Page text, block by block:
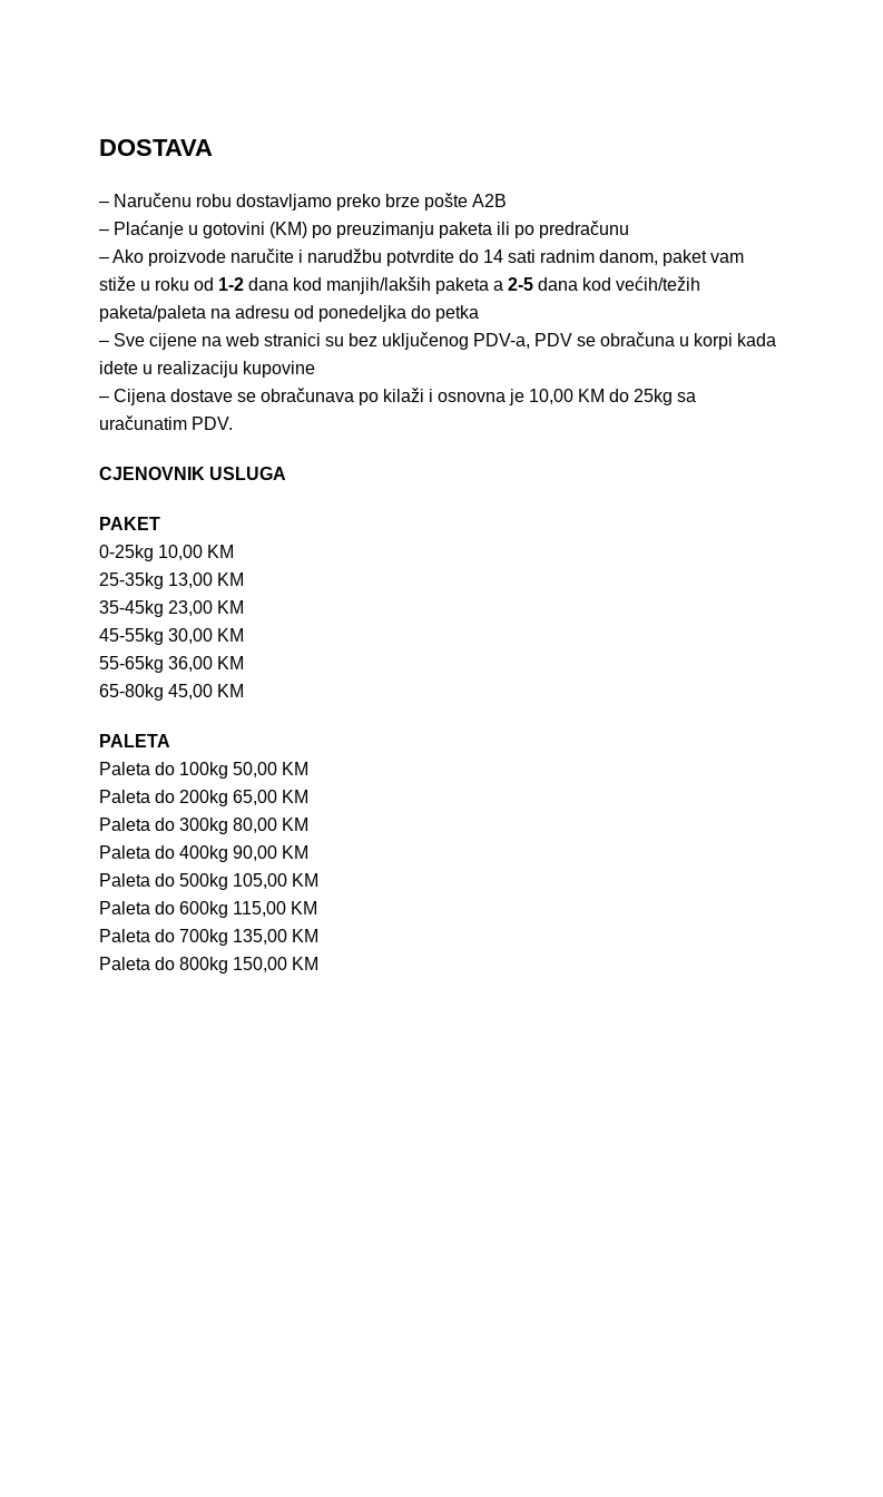
DOSTAVA
– Naručenu robu dostavljamo preko brze pošte A2B
– Plaćanje u gotovini (KM) po preuzimanju paketa ili po predračunu
– Ako proizvode naručite i narudžbu potvrdite do 14 sati radnim danom, paket vam
stiže u roku od 1-2 dana kod manjih/lakših paketa a 2-5 dana kod većih/težih
paketa/paleta na adresu od ponedeljka do petka
– Sve cijene na web stranici su bez uključenog PDV-a, PDV se obračuna u korpi kada
idete u realizaciju kupovine
– Cijena dostave se obračunava po kilaži i osnovna je 10,00 KM do 25kg sa
uračunatim PDV.
CJENOVNIK USLUGA
PAKET
0-25kg 10,00 KM
25-35kg 13,00 KM
35-45kg 23,00 KM
45-55kg 30,00 KM
55-65kg 36,00 KM
65-80kg 45,00 KM
PALETA
Paleta do 100kg 50,00 KM
Paleta do 200kg 65,00 KM
Paleta do 300kg 80,00 KM
Paleta do 400kg 90,00 KM
Paleta do 500kg 105,00 KM
Paleta do 600kg 115,00 KM
Paleta do 700kg 135,00 KM
Paleta do 800kg 150,00 KM